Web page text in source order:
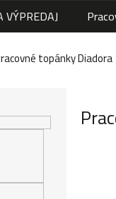
VÝPREDAJ
topánky Diadora